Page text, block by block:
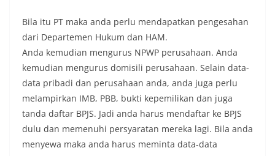
Bila itu PT maka anda perlu mendapatkan pengesahan
dari Departemen Hukum dan HAM.
Anda kemudian mengurus NPWP perusahaan. Anda
kemudian mengurus domisili perusahaan. Selain data-
data pribadi dan perusahaan anda, anda juga perlu
melampirkan IMB, PBB, bukti kepemilikan dan juga
tanda daftar BPJS. Jadi anda harus mendaftar ke BPJS
dulu dan memenuhi persyaratan mereka lagi. Bila anda
menyewa maka anda harus meminta data-data